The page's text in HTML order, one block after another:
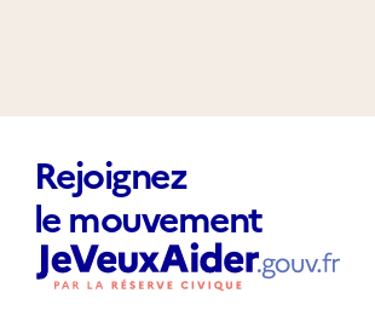
Rejoignez
le mouvement